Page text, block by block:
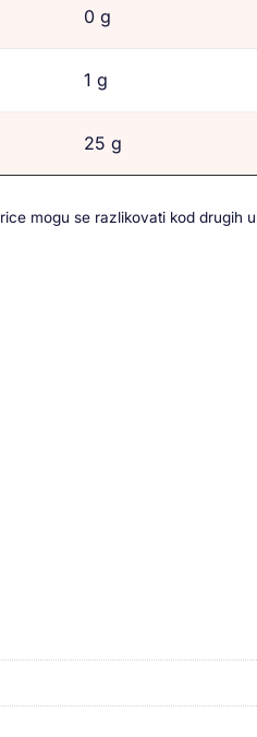
0 g
1 g
25 g
mogu se razlikovati kod drugih